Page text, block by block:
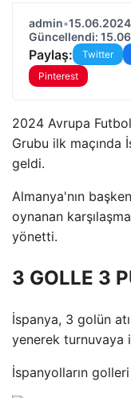
admin•
Güncellendi:
Paylaş: Twitter
Pinterest
2024 Avrupa
Grubu ilk maçında
geldi.
Almanya'nın
oynanan
yönetti.
3 GOLLE 3
İspanya, 3 golün
yenerek turnuvaya
İspanyolların